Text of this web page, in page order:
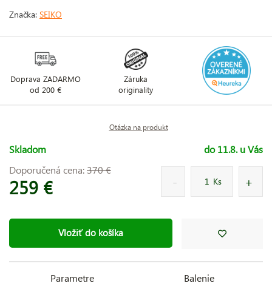
Značka: SEIKO
Doprava ZADARMO
od 200 €
Záruka
originality
Otázka na produkt
Skladom
do 11.8. u Vás
Doporučená cena:370 €
259 € Ks
Vložiť do košíka
Parametre Balenie